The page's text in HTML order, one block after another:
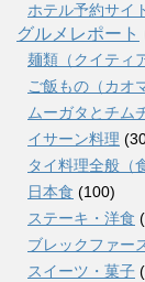
ホテル予約サイ
グルメレポート
麺類（クイティ
ご飯もの（カオ
ムーガタとチム
イサーン料理
タイ料理全般（
日本食 (100)
ステーキ・洋食
ブレックファー
スイーツ・菓子